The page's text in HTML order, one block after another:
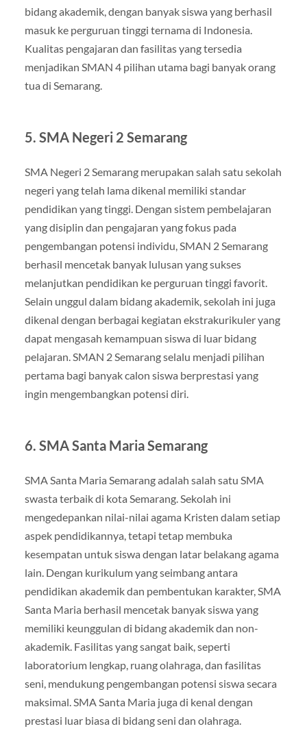
bidang akademik, dengan banyak siswa yang berhasil
masuk ke perguruan tinggi ternama di Indonesia.
Kualitas pengajaran dan fasilitas yang tersedia
menjadikan SMAN 4 pilihan utama bagi banyak orang
tua di Semarang.
5. SMA Negeri 2 Semarang
SMA Negeri 2 Semarang merupakan salah satu sekolah
negeri yang telah lama dikenal memiliki standar
pendidikan yang tinggi. Dengan sistem pembelajaran
yang disiplin dan pengajaran yang fokus pada
pengembangan potensi individu, SMAN 2 Semarang
berhasil mencetak banyak lulusan yang sukses
melanjutkan pendidikan ke perguruan tinggi favorit.
Selain unggul dalam bidang akademik, sekolah ini juga
dikenal dengan berbagai kegiatan ekstrakurikuler yang
dapat mengasah kemampuan siswa di luar bidang
pelajaran. SMAN 2 Semarang selalu menjadi pilihan
pertama bagi banyak calon siswa berprestasi yang
ingin mengembangkan potensi diri.
6. SMA Santa Maria Semarang
SMA Santa Maria Semarang adalah salah satu SMA
swasta terbaik di kota Semarang. Sekolah ini
mengedepankan nilai-nilai agama Kristen dalam setiap
aspek pendidikannya, tetapi tetap membuka
kesempatan untuk siswa dengan latar belakang agama
lain. Dengan kurikulum yang seimbang antara
pendidikan akademik dan pembentukan karakter, SMA
Santa Maria berhasil mencetak banyak siswa yang
memiliki keunggulan di bidang akademik dan non-
akademik. Fasilitas yang sangat baik, seperti
laboratorium lengkap, ruang olahraga, dan fasilitas
seni, mendukung pengembangan potensi siswa secara
maksimal. SMA Santa Maria juga di kenal dengan
prestasi luar biasa di bidang seni dan olahraga.